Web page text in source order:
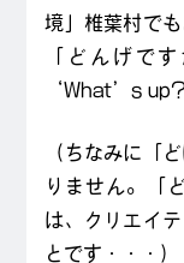
境」椎葉村で
「どんげで
‘What’s
（ちなみに「
りません。「
は、クリエイ
とです・・・）